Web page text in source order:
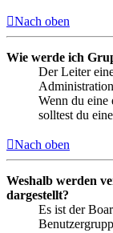
Nach oben
Wie werde ich
Der Leiter
Wenn du eine
solltest du
Nach oben
Weshalb werden
dargestellt?
Es ist der